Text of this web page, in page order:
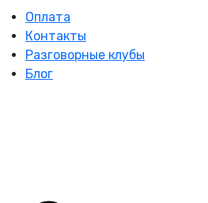
Оплата
Контакты
Разговорные клубы
Блог